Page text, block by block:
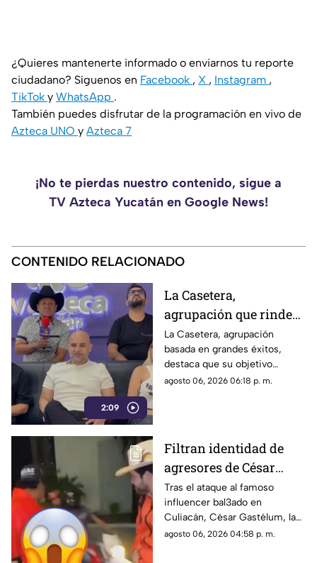
¿Quieres mantenerte informado o enviarnos tu reporte
ciudadano? Síguenos en Facebook , X , Instagram ,
TikTok y WhatsApp .
También puedes disfrutar de la programación en vivo de
Azteca UNO y Azteca 7
¡No te pierdas nuestro contenido, sigue a
TV Azteca Yucatán en Google News!
CONTENIDO RELACIONADO
2:09
La Casetera,
agrupación que rinde
homenaje a los mejores
éxitos
La Casetera, agrupación
basada en grandes éxitos,
destaca que su objetivo
principal es que el público
agosto 06, 2026 06:18 p. m.
Filtran identidad de
agresores de César
Gastélum, influencer
bal3ado a sangre fría
con TIRO de GRACIA
Tras el ataque al famoso
influencer bal3ado en
Culiacán, César Gastélum, la
identidad de los presuntos
agosto 06, 2026 04:58 p. m.